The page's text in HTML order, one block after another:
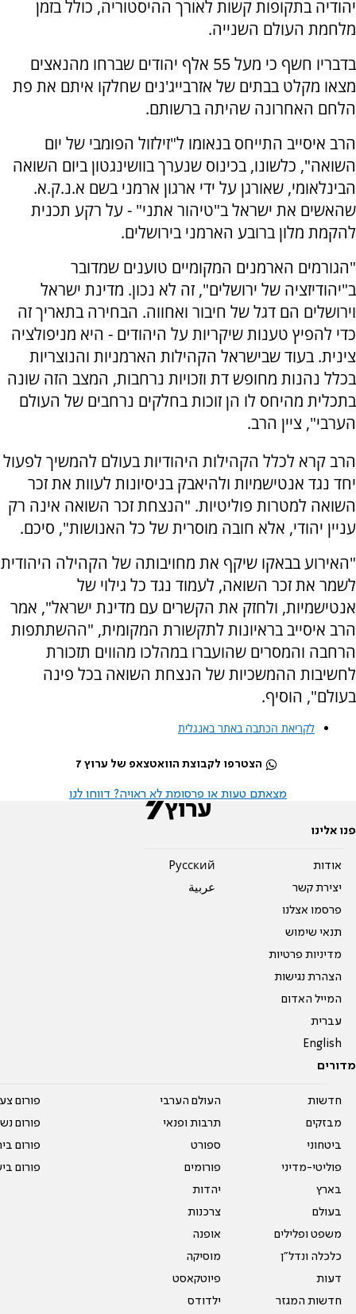
יהודיה בתקופות קשות לאורך ההיסטוריה, כולל בזמן
מלחמת העולם השנייה.
בדבריו חשף כי מעל 55 אלף יהודים שברחו מהנאצים
מצאו מקלט בבתים של אזרבייג'נים שחלקו איתם את פת
הלחם האחרונה שהיתה ברשותם.
הרב איסייב התייחס בנאומו ל"זילזול הפומבי של יום
השואה", כלשונו, בכינוס שנערך בוושינגטון ביום השואה
הבינלאומי, שאורגן על ידי ארגון ארמני בשם א.נ.ק.א.
שהאשים את ישראל ב"טיהור אתני" - על רקע תכנית
להקמת מלון ברובע הארמני בירושלים.
"הגורמים הארמנים המקומיים טוענים שמדובר
ב"יהודיזציה של ירושלים", זה לא נכון. מדינת ישראל
וירושלים הם דגל של חיבור ואחווה. הבחירה בתאריך זה
כדי להפיץ טענות שיקריות על היהודים - היא מניפולציה
צינית. בעוד שבישראל הקהילות הארמניות והנוצריות
בכלל נהנות מחופש דת וזכויות נרחבות, המצב הזה שונה
בתכלית מהיחס לו הן זוכות בחלקים נרחבים של העולם
הערבי", ציין הרב.
הרב קרא לכלל הקהילות היהודיות בעולם להמשיך לפעול
יחד נגד אנטישמיות ולהיאבק בניסיונות לעוות את זכר
השואה למטרות פוליטיות. "הנצחת זכר השואה אינה רק
עניין יהודי, אלא חובה מוסרית של כל האנושות", סיכם.
"האירוע בבאקו שיקף את מחויבותה של הקהילה היהודית
לשמר את זכר השואה, לעמוד נגד כל גילוי של
אנטישמיות, ולחזק את הקשרים עם מדינת ישראל", אמר
הרב איסייב בראיונות לתקשורת המקומית, "ההשתתפות
הרחבה והמסרים שהועברו במהלכו מהווים תזכורת
לחשיבות ההמשכיות של הנצחת השואה בכל פינה
בעולם", הוסיף.
לקריאת הכתבה באתר באנגלית
הצטרפו לקבוצת הוואטצאפ של ערוץ 7
מצאתם טעות או פרסומת לא ראויה? דווחו לנו
פנו אלינו
אודות
יצירת קשר
פרסמו אצלנו
תנאי שימוש
מדיניות פרטיות
הצהרת נגישות
המייל האדום
עברית
English
Pусский
عربية
מדורים
חדשות
מבזקים
ביטחוני
פוליטי-מדיני
בארץ
בעולם
משפט ופלילים
כלכלה ונדל"ן
דעות
חדשות המגזר
העולם הערבי
תרבות ופנאי
ספורט
פורומים
יהדות
צרכנות
אופנה
מוסיקה
פיוטקאסט
ילדודס
פורום
פורום
פורום
פורום